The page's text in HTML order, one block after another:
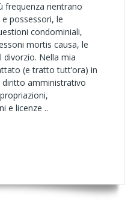
frequenza rientrano
possessori, le
condominiali,
mortis causa, le
divorzio. Nella mia
(e tratto tutt’ora) in
amministrativo
e licenze ..